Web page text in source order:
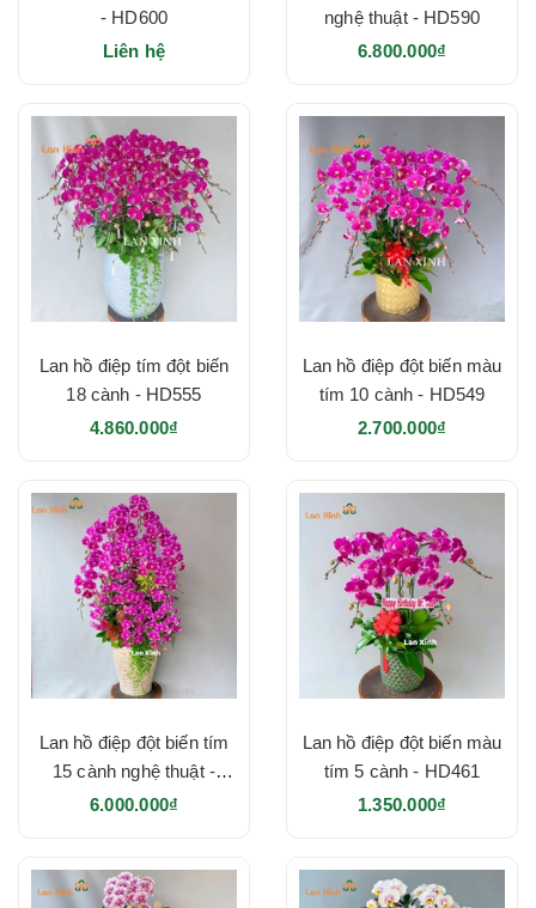
- HD600
Liên hệ
nghệ thuật - HD590
6.800.000₫
Lan hồ điệp tím đột biến
18 cành - HD555
4.860.000₫
Lan hồ điệp đột biến màu
tím 10 cành - HD549
2.700.000₫
Lan hồ điệp đột biến tím
15 cành nghệ thuật -
HD483
6.000.000₫
Lan hồ điệp đột biến màu
tím 5 cành - HD461
1.350.000₫